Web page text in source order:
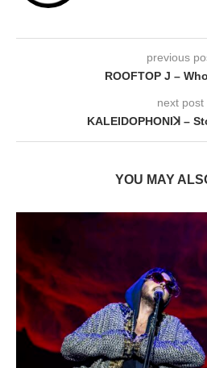
previous
ROOFTOP J –
next post
KALEIDOPHONIꓘ –
YOU MAY